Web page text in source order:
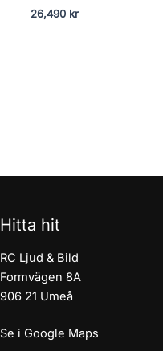
26,490 kr
Hitta hit
RC Ljud & Bild
Formvägen 8A
906 21 Umeå
Se i Google Maps